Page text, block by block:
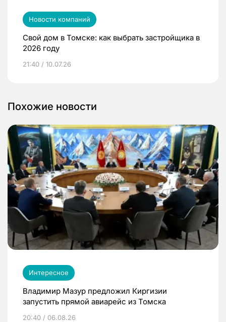
Новости компаний
Свой дом в Томске: как выбрать застройщика в
2026 году
21:40 / 10.07.26
Похожие новости
Интересное
Владимир Мазур предложил Киргизии
запустить прямой авиарейс из Томска
20:40 / 06.08.26